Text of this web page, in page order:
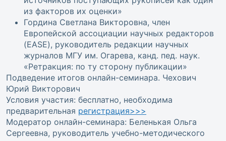
из факторов их оценки»
Гордина Светлана Викторовна, член
Европейской ассоциации научных редакторов
(EASE), руководитель редакции научных
журналов МГУ им. Огарева, канд. пед. наук.
«Ретракция: по ту сторону публикации»
Подведение итогов онлайн-семинара. Чехович
Юрий Викторович
Условия участия: бесплатно, необходима
предварительная регистрация>>>
Модератор онлайн-семинара: Беленькая Ольга
Сергеевна, руководитель учебно-методического